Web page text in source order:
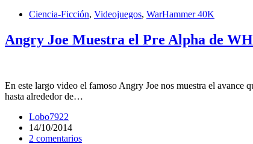
Ciencia-Ficción, Videojuegos, WarHammer 40K
Angry Joe Muestra el Pre Alpha de
En este largo video el famoso Angry Joe nos muestra el avance
hasta alrededor de…
Lobo7922
14/10/2014
2 comentarios